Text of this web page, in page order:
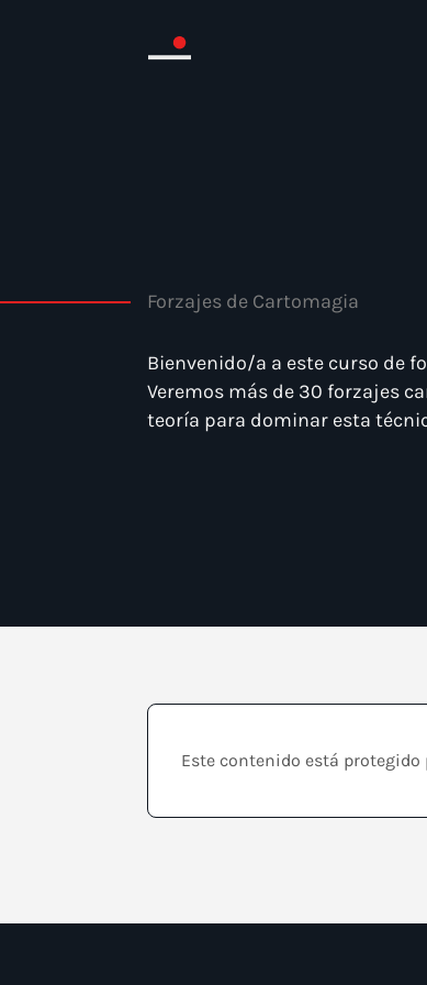
Forzajes de Cartomagia
Bienvenido/a a este curso de
Veremos más de 30 forzajes
teoría para dominar esta
Este contenido está